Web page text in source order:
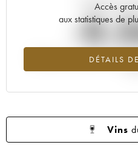
Accès
aux statistiques de
DÉTAILS
Tendance
-
Tendance à la baisse du
Vins